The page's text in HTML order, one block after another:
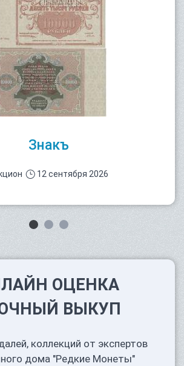
Знакъ
12 сентября 2026
ОЦЕНКА
ВЫКУП
коллекций от экспертов
дома "Редкие Монеты"